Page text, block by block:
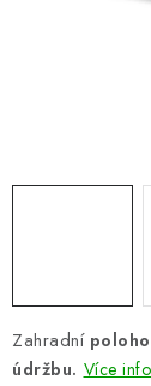
Reklamace
Zahradní
údržbu. Více